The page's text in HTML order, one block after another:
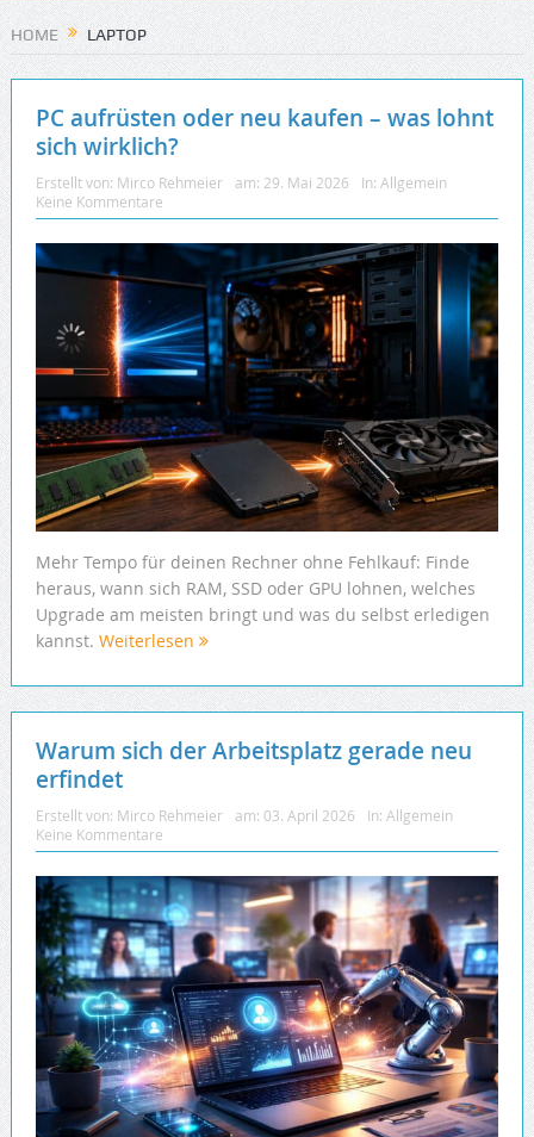
HOME LAPTOP
PC aufrüsten oder neu kaufen – was lohnt
sich wirklich?
Erstellt von: Mirco Rehmeier am: 29. Mai 2026 In: Allgemein
Keine Kommentare
Mehr Tempo für deinen Rechner ohne Fehlkauf: Finde
heraus, wann sich RAM, SSD oder GPU lohnen, welches
Upgrade am meisten bringt und was du selbst erledigen
kannst. Weiterlesen
Warum sich der Arbeitsplatz gerade neu
erfindet
Erstellt von: Mirco Rehmeier am: 03. April 2026 In: Allgemein
Keine Kommentare